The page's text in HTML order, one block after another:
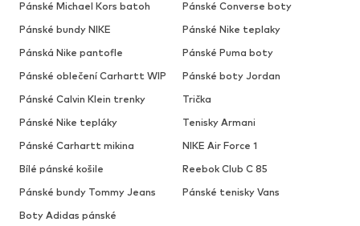
Pánské Michael Kors batoh
Pánské Converse boty
Pánské bundy NIKE
Pánské Nike teplaky
Pánská Nike pantofle
Pánské Puma boty
Pánské oblečení Carhartt WIP
Pánské boty Jordan
Pánské Calvin Klein trenky
Trička
Pánské Nike tepláky
Tenisky Armani
Pánské Carhartt mikina
NIKE Air Force 1
Bílé pánské košile
Reebok Club C 85
Pánské bundy Tommy Jeans
Pánské tenisky Vans
Boty Adidas pánské